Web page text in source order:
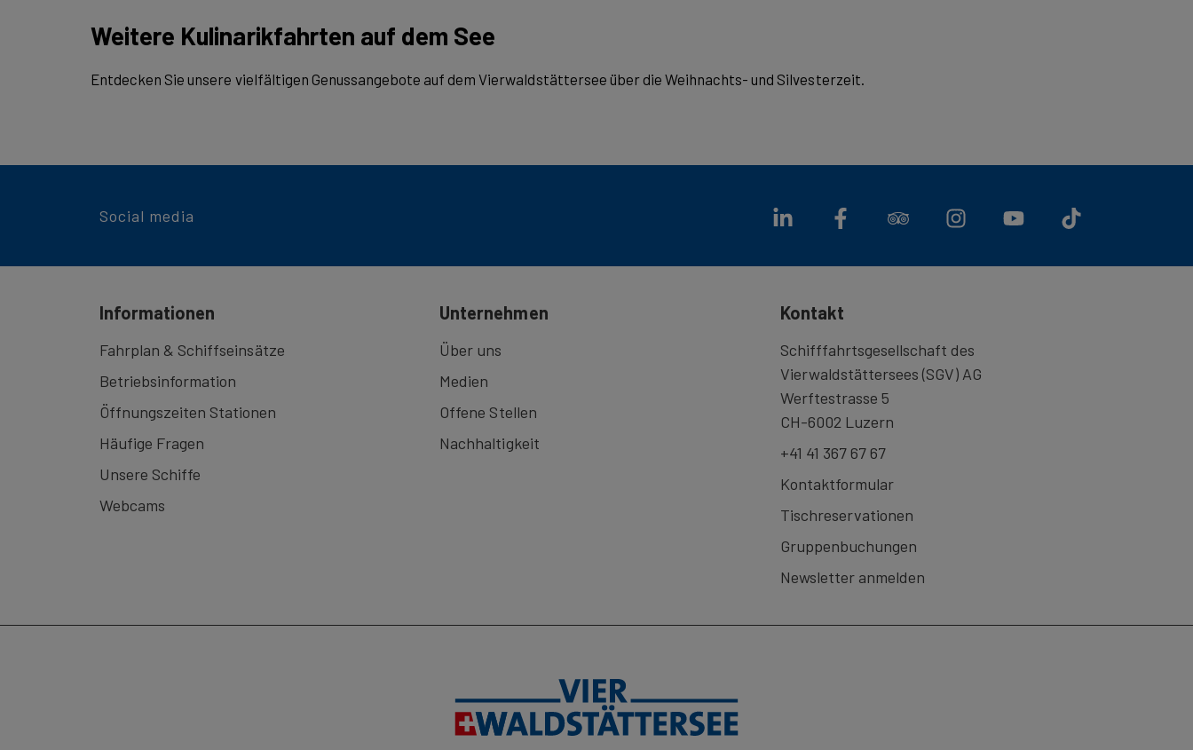
Weitere Kulinarikfahrten auf dem See
Entdecken Sie unsere vielfältigen Genussangebote auf dem Vierwaldstättersee über die Weihnachts- und Silvesterzeit.
Social media
Informationen
Fahrplan & Schiffseinsätze
Betriebsinformation
Öffnungszeiten Stationen
Häufige Fragen
Unsere Schiffe
Webcams
Unternehmen
Über uns
Medien
Offene Stellen
Nachhaltigkeit
Kontakt
Schifffahrtsgesellschaft des
Vierwaldstättersees (SGV) AG
Werftestrasse 5
CH-6002 Luzern
+41 41 367 67 67
Kontaktformular
Tischreservationen
Gruppenbuchungen
Newsletter anmelden